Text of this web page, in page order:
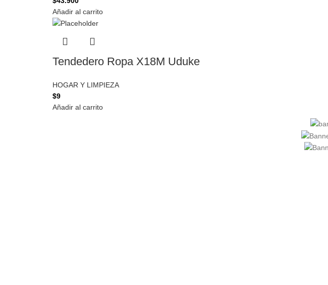
Añadir al carrito
Tendedero Ropa X18M Uduke
HOGAR Y LIMPIEZA
$9
Añadir al carrito